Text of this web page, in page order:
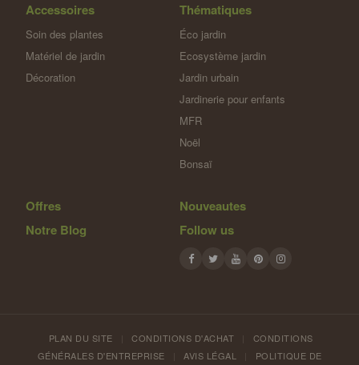
Accessoires
Soin des plantes
Matériel de jardin
Décoration
Thématiques
Éco jardin
Ecosystème jardin
Jardin urbain
Jardinerie pour enfants
MFR
Noël
Bonsaï
Offres
Nouveautes
Notre Blog
Follow us
PLAN DU SITE CONDITIONS D'ACHAT
CONDITIONS
GÉNÉRALES D'ENTREPRISE
AVIS LÉGAL POLITIQUE DE